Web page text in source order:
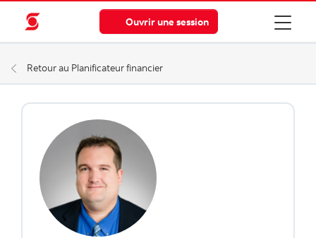
Ouvrir une session
Retour au Planificateur financier